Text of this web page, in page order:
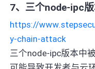
7、三个node-ipc
https://
y-chain-attack
三个node-ipc版本中